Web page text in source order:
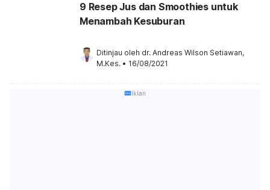
9 Resep Jus dan Smoothies untuk
Menambah Kesuburan
Ditinjau oleh dr. Andreas Wilson Setiawan,
M.Kes. • 16/08/2021
Iklan